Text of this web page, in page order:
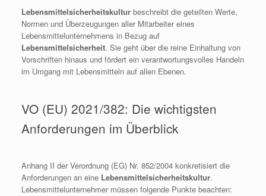
Lebensmittelsicherheitskultur beschreibt die geteilten Werte,
Normen und Überzeugungen aller Mitarbeiter eines
Lebensmittelunternehmens in Bezug auf
Lebensmittelsicherheit. Sie geht über die reine Einhaltung von
Vorschriften hinaus und fördert ein verantwortungsvolles Handeln
im Umgang mit Lebensmitteln auf allen Ebenen.
VO (EU) 2021/382: Die wichtigsten
Anforderungen im Überblick
Anhang II der Verordnung (EG) Nr. 852/2004 konkretisiert die
Anforderungen an eine Lebensmittelsicherheitskultur.
Lebensmittelunternehmer müssen folgende Punkte beachten: